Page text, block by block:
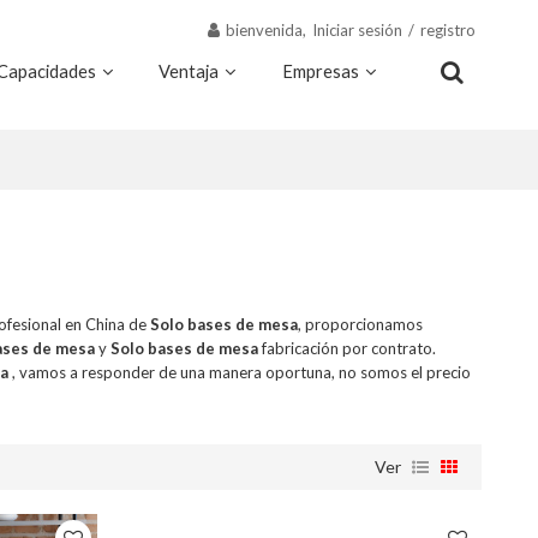
bienvenida, Iniciar sesión / registro
Ventaja Empresas
en China deSolo bases de mesa, proporcionamos
de mesaySolo bases de mesafabricación por contrato.
, vamos a responder de una manera oportuna, no somos el precio
Ver